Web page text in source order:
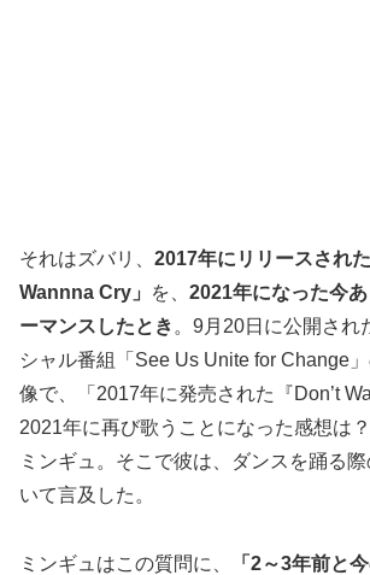
それはズバリ、 2017年にリリースされ
Wannna Cry」
を、 2021年になった今
ーマンスしたとき 。9月20日に公開され
シャル番組「See Us Unite for Change
像で、「2017年に発売された『Don’t
2021年に再び歌うことになった感想は
ミンギュ。そこで彼は、ダンスを踊る
いて言及した。
ミンギュはこの質問に、
「2～3年前と